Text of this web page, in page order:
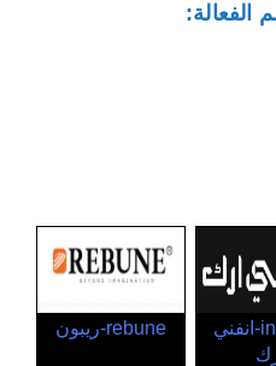
الفعالة:
infiniarc-انفني
rebune-ريبون